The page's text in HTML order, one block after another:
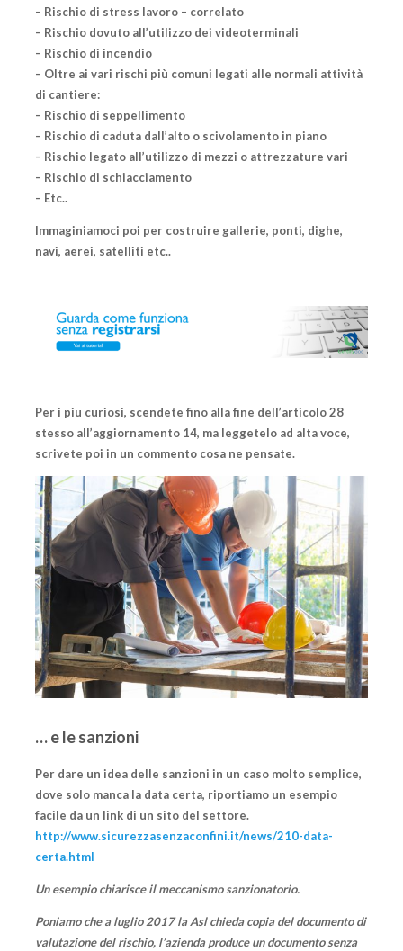
– Rischio di stress lavoro – correlato
– Rischio dovuto all’utilizzo dei videoterminali
– Rischio di incendio
– Oltre ai vari rischi più comuni legati alle normali attività
di cantiere:
– Rischio di seppellimento
– Rischio di caduta dall’alto o scivolamento in piano
– Rischio legato all’utilizzo di mezzi o attrezzature vari
– Rischio di schiacciamento
– Etc..
Immaginiamoci poi per costruire gallerie, ponti, dighe,
navi, aerei, satelliti etc..
Per i piu curiosi, scendete fino alla fine dell’articolo 28
stesso all’aggiornamento 14, ma leggetelo ad alta voce,
scrivete poi in un commento cosa ne pensate.
… e le sanzioni
Per dare un idea delle sanzioni in un caso molto semplice,
dove solo manca la data certa, riportiamo un esempio
facile da un link di un sito del settore.
http://www.sicurezzasenzaconfini.it/news/210-data-
certa.html
Un esempio chiarisce il meccanismo sanzionatorio.
Poniamo che a luglio 2017 la Asl chieda copia del documento di
valutazione del rischio, l’azienda produce un documento senza